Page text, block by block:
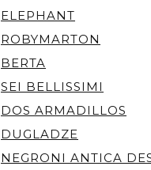
ELEPHANT
ROBYMARTON
BERTA
SEI BELLISSIMI
DOS ARMADILLOS
DUGLADZE
NEGRONI ANTICA